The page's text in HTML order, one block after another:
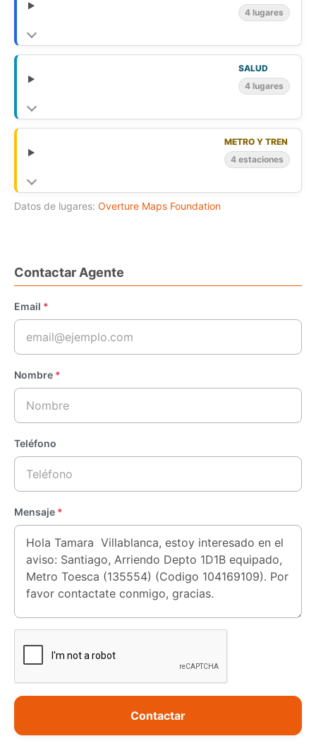
4 lugares
SALUD
4 lugares
METRO Y TREN
4 estaciones
Datos de lugares: Overture Maps Foundation
Contactar Agente
Email *
Nombre *
Teléfono
Mensaje *
Contactar